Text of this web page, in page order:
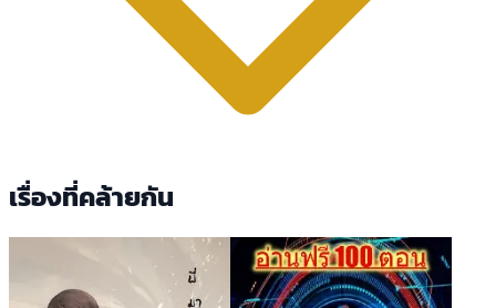
เรื่องที่คล้ายกัน